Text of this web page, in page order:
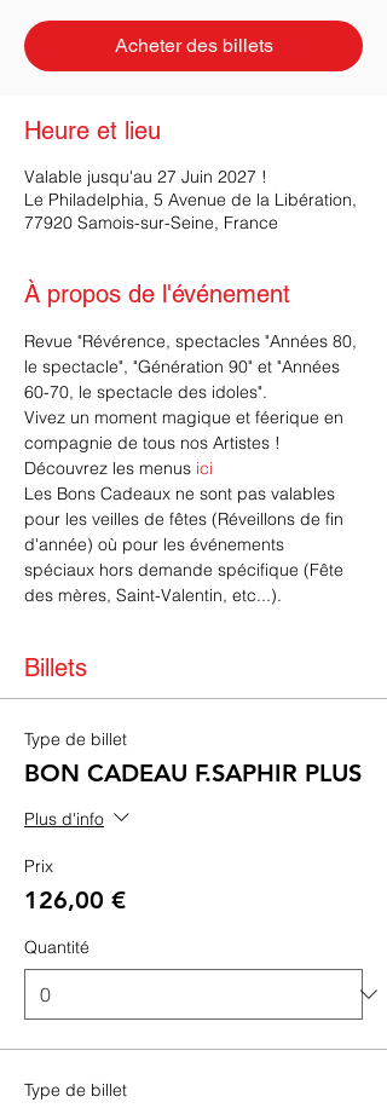
Acheter des billets
Heure et lieu
Valable jusqu'au 27 Juin 2027 !
Le Philadelphia, 5 Avenue de la Libération,
77920 Samois-sur-Seine, France
À propos de l'événement
Revue "Révérence, spectacles "Années 80,
le spectacle", "Génération 90" et "Années
60-70, le spectacle des idoles".
Vivez un moment magique et féerique en
compagnie de tous nos Artistes !
Découvrez les menus ici
Les Bons Cadeaux ne sont pas valables
pour les veilles de fêtes (Réveillons de fin
d'année) où pour les événements
spéciaux hors demande spécifique (Fête
des mères, Saint-Valentin, etc...).
Billets
Type de billet
BON CADEAU F.SAPHIR PLUS
Plus d'info
Prix
126,00 €
Quantité
Type de billet